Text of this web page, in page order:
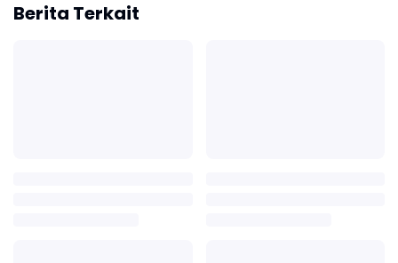
Berita Terkait